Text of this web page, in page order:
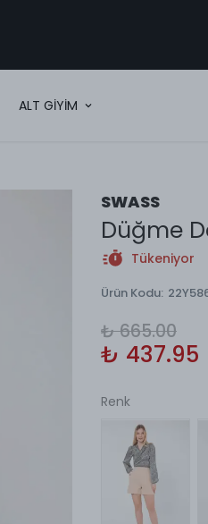
ALT GİYİM
SWASS
Düğme
Tükeniyor
Ürün Kodu:
₺ 665.00
₺ 437.95
Renk